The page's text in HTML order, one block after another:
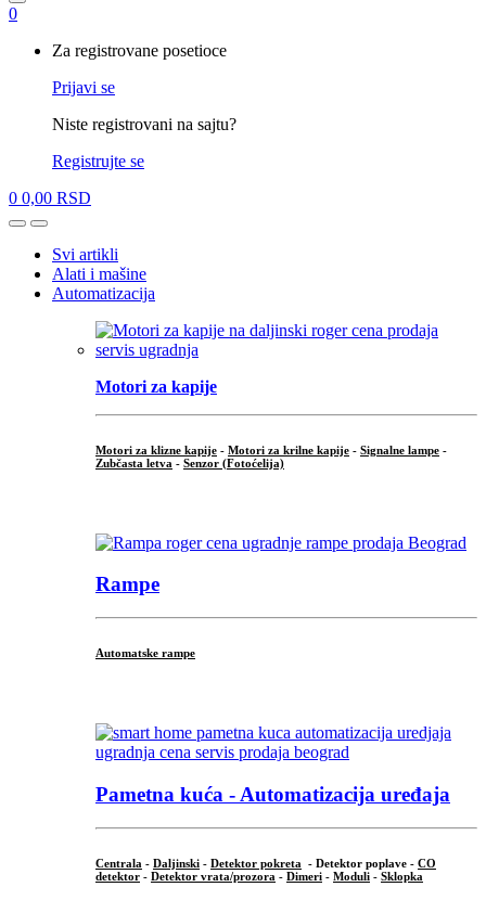
0
Za registrovane posetioce
Prijavi se
Niste registrovani na sajtu?
Registrujte se
0 0,00 RSD
OpenClose
Svi artikli
Alati i mašine
Automatizacija
Motori za kapije
Motori za klizne kapije - Motori za krilne kapije - Signalne lampe -
Zubčasta letva - Senzor (Fotoćelija)
Rampe
Automatske rampe
Pametna kuća - Automatizacija uređaja
Centrala - Daljinski - Detektor pokreta - Detektor poplave - CO
detektor - Detektor vrata/prozora - Dimeri - Moduli - Sklopka